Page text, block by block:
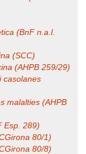
(BnF n.a.l.
(SCC)
(AHPB 259/29)
casolanes
malalties (AHPB
Esp. 289)
80/1)
80/8)